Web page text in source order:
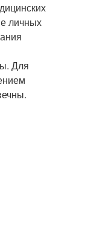
личных
Для